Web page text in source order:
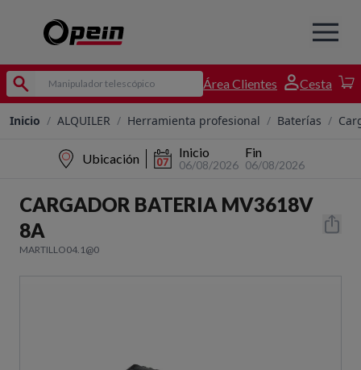
Área Clientes Cesta
Inicio / ALQUILER / Herramienta profesional / Baterías /
Ubicación Inicio
06/08/2026
Fin
06/08/2026
CARGADOR BATERIA MV3618V
8A
MARTILLO04.1@0